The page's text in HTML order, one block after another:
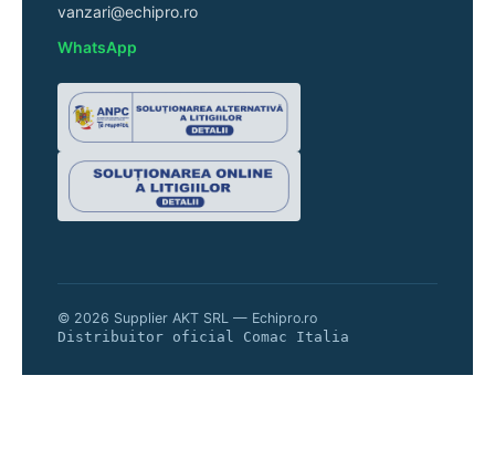
vanzari@echipro.ro
WhatsApp
© 2026 Supplier AKT SRL — Echipro.ro
Distribuitor oficial Comac Italia